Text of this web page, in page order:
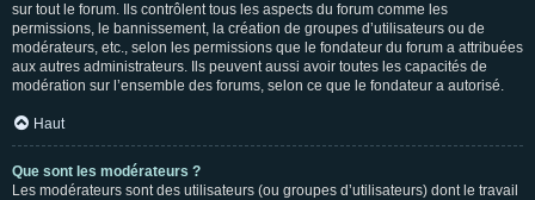
sur tout le forum. Ils contrôlent tous les aspects du forum comme les
permissions, le bannissement, la création de groupes d’utilisateurs ou de
modérateurs, etc., selon les permissions que le fondateur du forum a attribuées
aux autres administrateurs. Ils peuvent aussi avoir toutes les capacités de
modération sur l’ensemble des forums, selon ce que le fondateur a autorisé.
Haut
Que sont les modérateurs ?
Les modérateurs sont des utilisateurs (ou groupes d’utilisateurs) dont le travail